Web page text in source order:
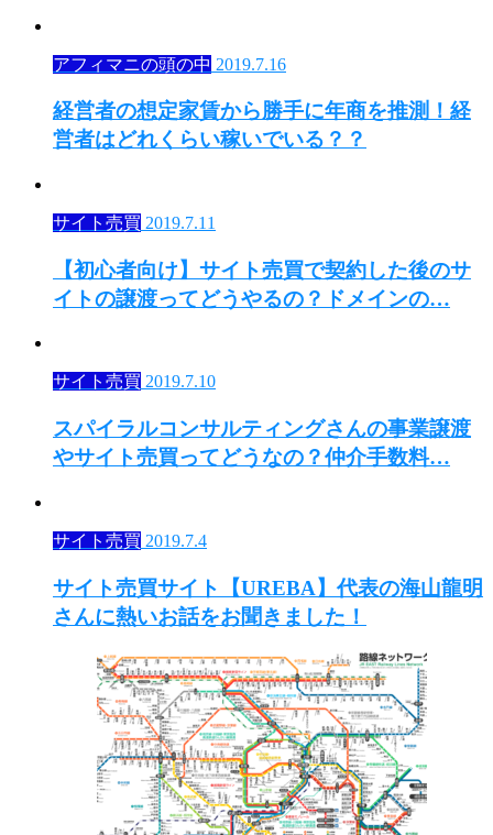
アフィマニの頭の中 2019.7.16
経営者の想定家賃から勝手に年商を推測！経
営者はどれくらい稼いでいる？？
サイト売買 2019.7.11
【初心者向け】サイト売買で契約した後のサ
イトの譲渡ってどうやるの？ドメインの…
サイト売買 2019.7.10
スパイラルコンサルティングさんの事業譲渡
やサイト売買ってどうなの？仲介手数料…
サイト売買 2019.7.4
サイト売買サイト【UREBA】代表の海山龍明
さんに熱いお話をお聞きました！